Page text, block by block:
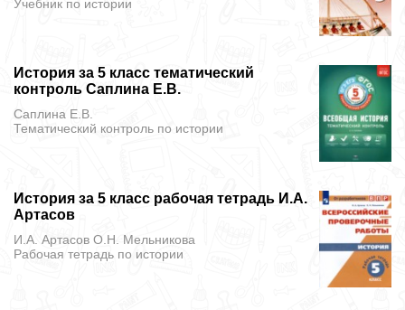
Учебник по истории
История за 5 класс тематический
контроль Саплина Е.В.
Саплина Е.В.
Тематический контроль по истории
История за 5 класс рабочая тетрадь И.А.
Артасов
И.А. Артасов О.Н. Мельникова
Рабочая тетрадь по истории